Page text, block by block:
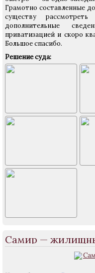
Грамотно составленные
существу
дополнительные
приватизацией и скоро
Большое спасибо.
Решение суда:
Самир —